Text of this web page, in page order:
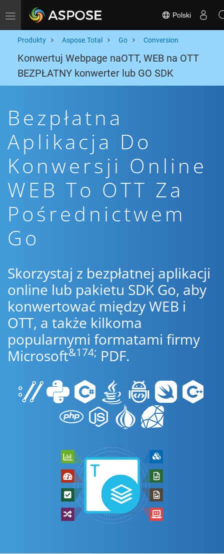
Toggle navigation Polski
Produkty Aspose.Total Go Conversion
Konwertuj Webpage naOTT, WEB na OTT
BEZPŁATNY konwerter lub GO SDK
Bezpłatna
Aplikacja Do
Konwersji Online
WEB To OTT Za
Pośrednictwem
Go
Skorzystaj z bezpłatnej aplikacji
online lub pakietu SDK Go, aby
konwertować między WEB i
OTT, a także kilkoma
popularnymi formatami firmy
Microsoft&174; PDF.